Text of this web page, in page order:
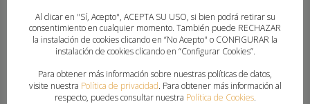
Al clicar en "Sí, Acepto", ACEPTA SU USO, si bien podrá retirar su
consentimiento en cualquier momento. También puede RECHAZAR
la instalación de cookies clicando en “No Acepto" o CONFIGURAR la
instalación de cookies clicando en “Configurar Cookies”.
Para obtener más información sobre nuestras políticas de datos,
visite nuestra Política de privacidad. Para obtener más información al
respecto, puedes consultar nuestra Política de Cookies.